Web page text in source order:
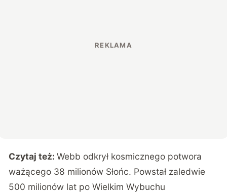
Czytaj też: Webb odkrył kosmicznego potwora
ważącego 38 milionów Słońc. Powstał zaledwie
500 milionów lat po Wielkim Wybuchu